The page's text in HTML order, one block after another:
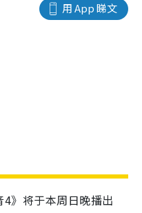
用 App 睇文
》将于本周日晚播出